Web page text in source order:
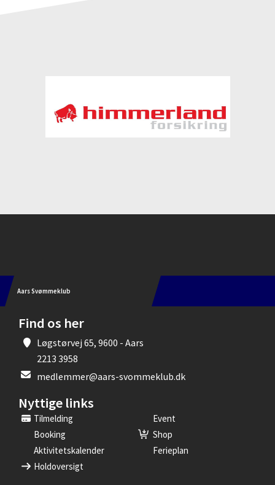
Aars Svømmeklub
Find os her
Løgstørvej 65, 9600 - Aars
2213 3958
medlemmer@aars-svommeklub.dk
Nyttige links
Tilmelding
Event
Booking
Shop
Aktivitetskalender
Ferieplan
Holdoversigt